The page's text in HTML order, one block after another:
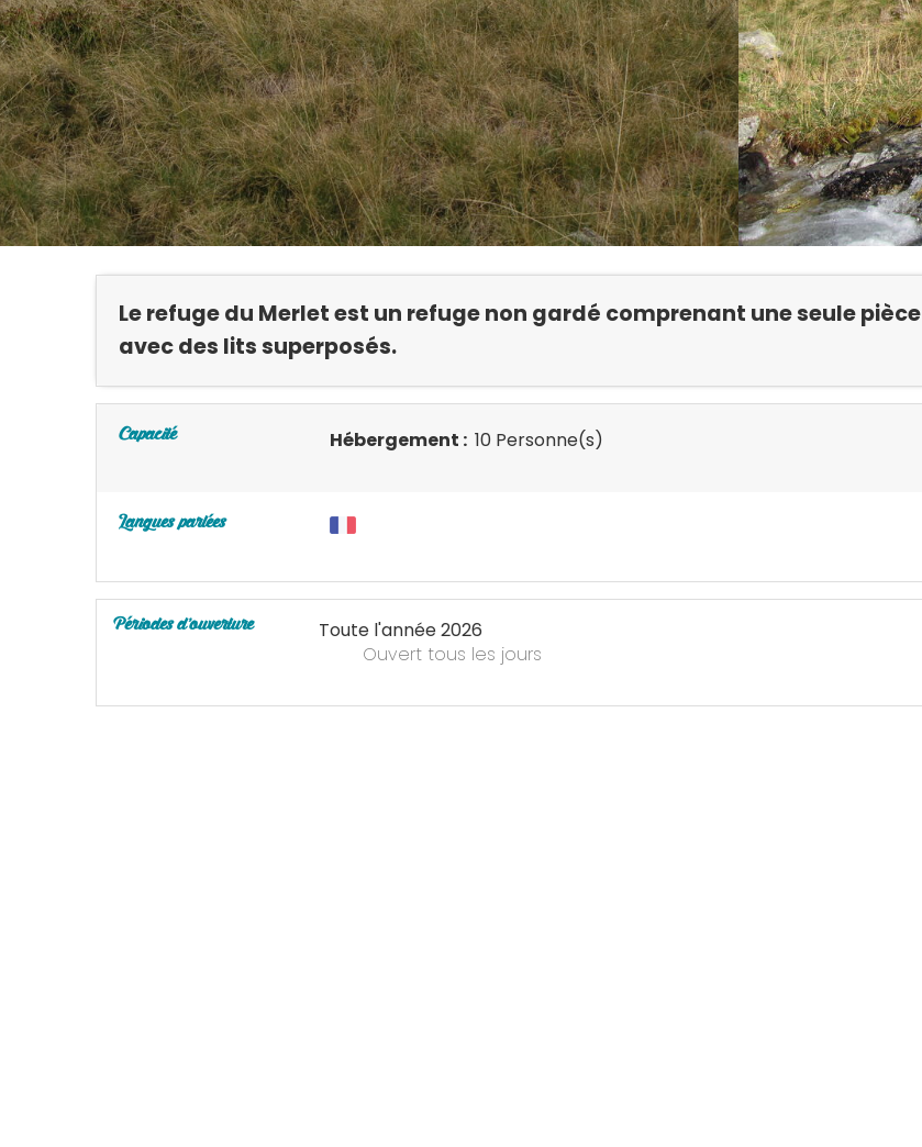
Le refuge du Merlet est un refuge non gardé comprenant une seule pièce
avec des lits superposés.
Capacité Hébergement : 10 Personne(s)
Langues parlées
Périodes d'ouverture
Toute l'année 2026
Ouvert tous les jours